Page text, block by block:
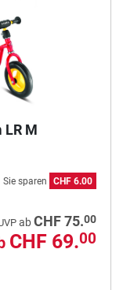
LR M
Sie sparen CHF 6.00
abCHF 75.00
CHF 69.00